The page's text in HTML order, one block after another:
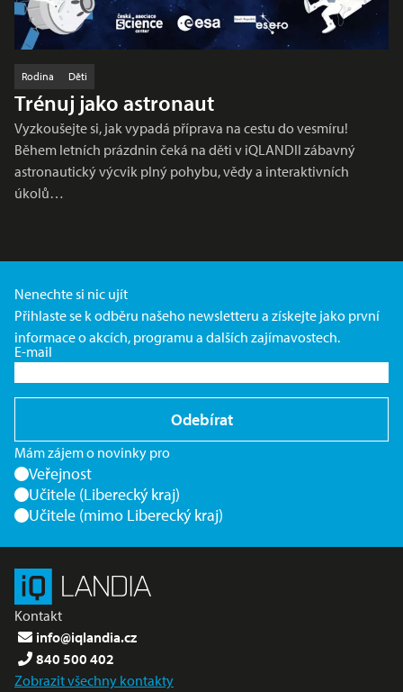
Rodina Děti
Trénuj jako astronaut
Vyzkoušejte si, jak vypadá příprava na cestu do vesmíru!
Během letních prázdnin čeká na děti v iQLANDII zábavný
astronautický výcvik plný pohybu, vědy a interaktivních
úkolů…
Nenechte si nic ujít
Přihlaste se k odběru našeho newsletteru a získejte jako první
informace o akcích, programu a dalších zajímavostech.
E-mail
Odebírat
Mám zájem o novinky pro
Veřejnost
Učitele (Liberecký kraj)
Učitele (mimo Liberecký kraj)
Kontakt
info@iqlandia.cz
840 500 402
Zobrazit všechny kontakty